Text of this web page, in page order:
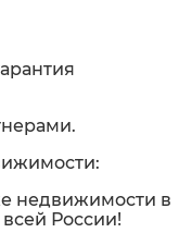
недвижимости в
России!